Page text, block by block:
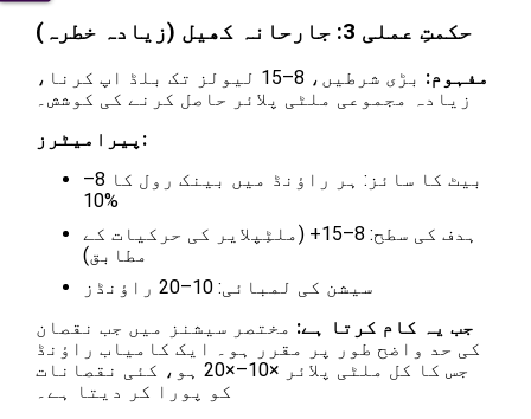
حکمتِ عملی 3: جارحانہ کھیل (زیادہ خطرہ)
مفہوم:
بڑی شرطیں، 8–15 لیولز تک بلڈ اپ کرنا،
زیادہ مجموعی ملٹی پلائر حاصل کرنے کی کوشش۔
پیرامیٹرز:
بیٹ کا سائز: ہر راؤنڈ میں بینک رول کا 8–
10%
ہدف کی سطح: 8–15+ (ملٹِپلایر کی حرکیات کے
مطابق)
سیشن کی لمبائی: 10–20 راؤنڈز
جب یہ کام کرتا ہے: مختصر سیشنز میں جب نقصان
کی حد واضح طور پر مقرر ہو۔ ایک کامیاب راؤنڈ
جس کا کل ملٹی پلائر ×10–×20 ہو، کئی نقصانات
کو پورا کر دیتا ہے۔